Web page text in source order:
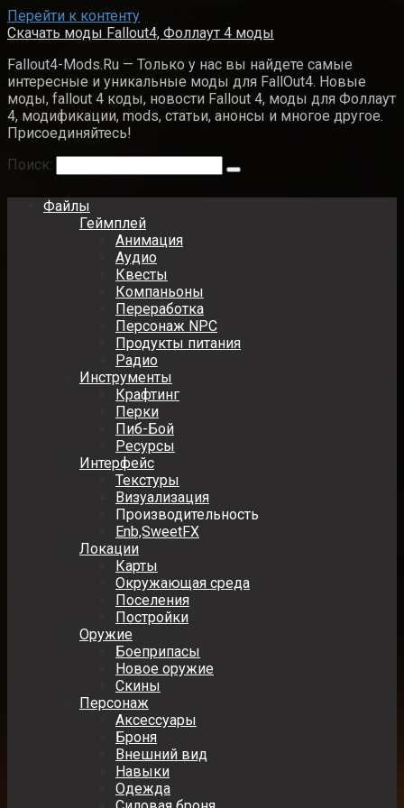
Перейти к контенту
Скачать моды Fallout4, Фоллаут 4 моды
Fallout4-Mods.Ru — Только у нас вы найдете самые
интересные и уникальные моды для FallOut4. Новые
моды, fallout 4 коды, новости Fallout 4, моды для Фоллаут
4, модификации, mods, статьи, анонсы и многое другое.
Присоединяйтесь!
Поиск:
Файлы
Геймплей
Анимация
Аудио
Квесты
Компаньоны
Переработка
Персонаж NPC
Продукты питания
Радио
Инструменты
Крафтинг
Перки
Пиб-Бой
Ресурсы
Интерфейс
Текстуры
Визуализация
Производительность
Enb,SweetFX
Локации
Карты
Окружающая среда
Поселения
Постройки
Оружие
Боеприпасы
Новое оружие
Скины
Персонаж
Аксессуары
Броня
Внешний вид
Навыки
Одежда